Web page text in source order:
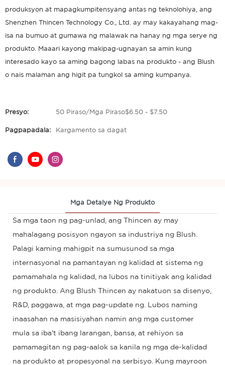
produksyon at mapagkumpitensyang antas ng teknolohiya, ang
Shenzhen Thincen Technology Co., Ltd. ay may kakayahang mag-
isa na bumuo at gumawa ng malawak na hanay ng mga serye ng
produkto. Maaari kayong makipag-ugnayan sa amin kung
interesado kayo sa aming bagong labas na produkto - ang Blush
o nais malaman ang higit pa tungkol sa aming kumpanya.
Presyo: 50 Piraso/Mga Piraso$6.50 - $7.50
Pagpapadala: Kargamento sa dagat
Mga Detalye Ng Produkto
Sa mga taon ng pag-unlad, ang Thincen ay may
mahalagang posisyon ngayon sa industriya ng Blush.
Palagi kaming mahigpit na sumusunod sa mga
internasyonal na pamantayan ng kalidad at sistema ng
pamamahala ng kalidad, na lubos na tinitiyak ang kalidad
ng produkto. Ang Blush Thincen ay nakatuon sa disenyo,
R&D, paggawa, at mga pag-update ng. Lubos naming
inaasahan na masisiyahan namin ang mga customer
mula sa iba't ibang larangan, bansa, at rehiyon sa
pamamagitan ng pag-aalok sa kanila ng mga de-kalidad
na produkto at propesyonal na serbisyo. Kung mayroon